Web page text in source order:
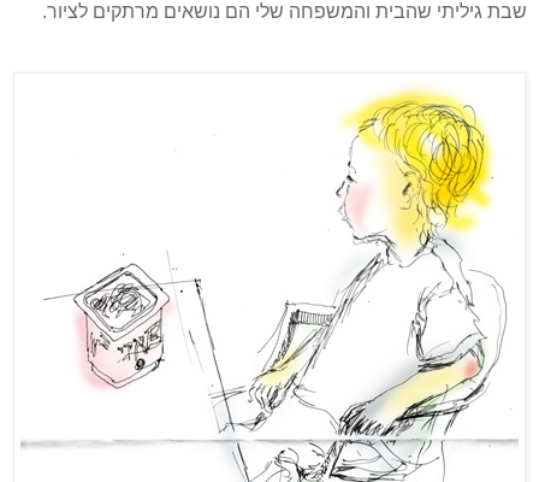
שבת גיליתי שהבית והמשפחה שלי הם נושאים מרתקים לציור.